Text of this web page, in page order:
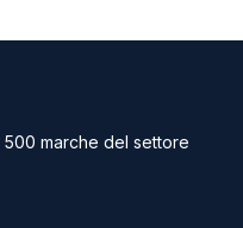
marche del settore